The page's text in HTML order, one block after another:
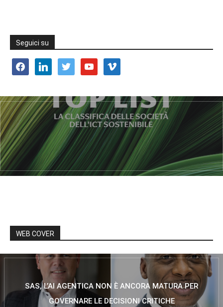
Seguici su
facebooklinkedin twitter youtube vimeo
WEB COVER
SAS, L’AI AGENTICA NON È ANCORA MATURA PER
GOVERNARE LE DECISIONI CRITICHE